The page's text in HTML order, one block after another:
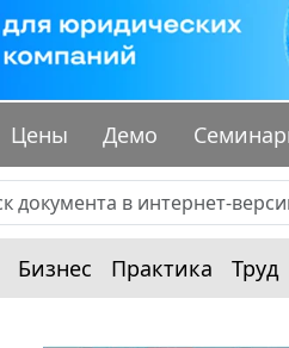
Цены Демо
Бизнес Практика Труд